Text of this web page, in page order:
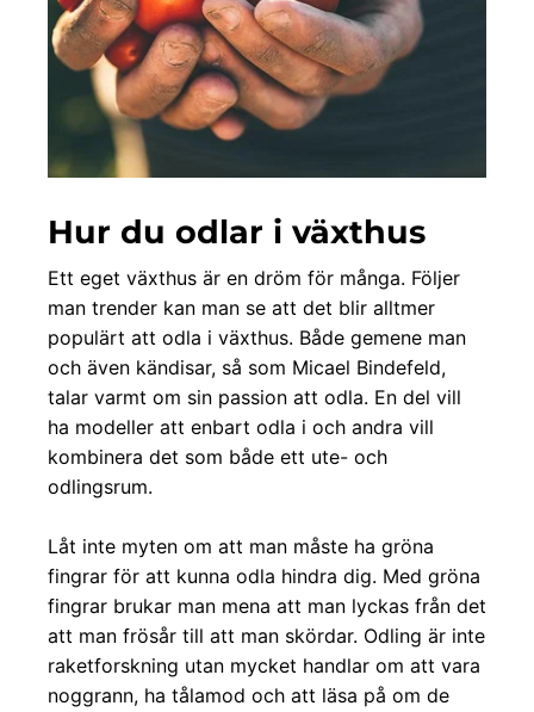
Hur du odlar i växthus
Ett eget växthus är en dröm för många. Följer
man trender kan man se att det blir alltmer
populärt att odla i växthus. Både gemene man
och även kändisar, så som Micael Bindefeld,
talar varmt om sin passion att odla. En del vill
ha modeller att enbart odla i och andra vill
kombinera det som både ett ute- och
odlingsrum.
Låt inte myten om att man måste ha gröna
fingrar för att kunna odla hindra dig. Med gröna
fingrar brukar man mena att man lyckas från det
att man frösår till att man skördar. Odling är inte
raketforskning utan mycket handlar om att vara
noggrann, ha tålamod och att läsa på om de